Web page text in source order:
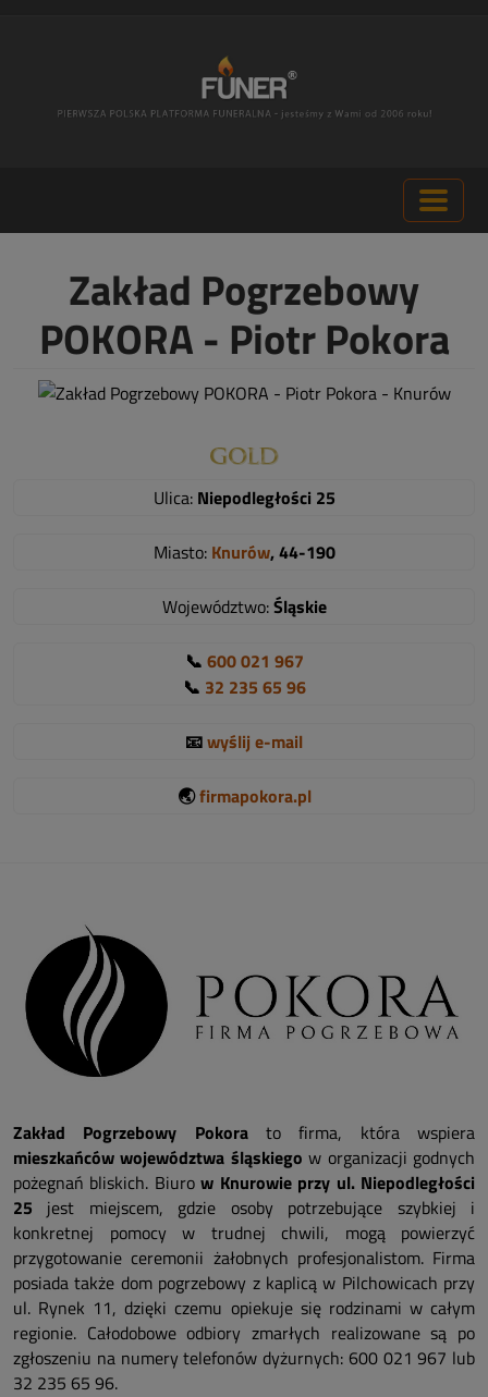
Zakład Pogrzebowy
POKORA - Piotr Pokora
Ulica: Niepodległości 25
Miasto: Knurów, 44-190
Województwo:Śląskie
📞 600 021 967
📞 32 235 65 96
📧wyślij e-mail
🌏firmapokora.pl
Zakład Pogrzebowy Pokorato firma, która wspiera
mieszkańców województwa śląskiego w organizacji godnych
pożegnań bliskich. Biurow Knurowie przy ul. Niepodległości
25 jest miejscem, gdzie osoby potrzebujące szybkiej i
konkretnej pomocy w trudnej chwili, mogą powierzyć
przygotowanie ceremonii żałobnych profesjonalistom. Firma
posiada także dom pogrzebowy z kaplicą w Pilchowicach przy
ul. Rynek 11, dzięki czemu opiekuje się rodzinami w całym
regionie. Całodobowe odbiory zmarłych realizowane są po
zgłoszeniu na numery telefonów dyżurnych: 600 021 967 lub
32 235 65 96.